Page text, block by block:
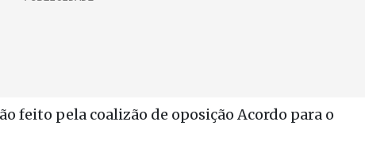
feito pela coalizão de oposição Acordo para o